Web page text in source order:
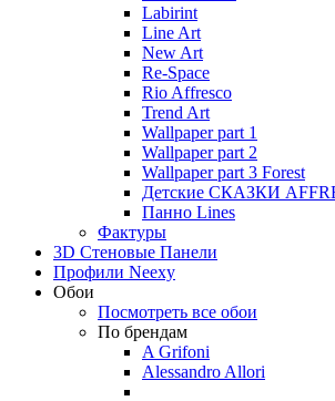
Labirint
Line Art
New Art
Re-Space
Rio Affresco
Trend Art
Wallpaper part 1
Wallpaper part 2
Wallpaper part 3 Forest
Детские СКАЗКИ
Панно Lines
Фактуры
3D Стеновые Панели
Профили Neexy
Обои
Посмотреть все обои
По брендам
A Grifoni
Alessandro Allori